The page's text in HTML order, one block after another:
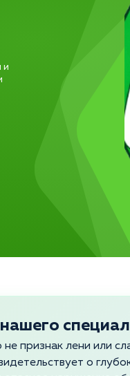
и
признак лени или
о